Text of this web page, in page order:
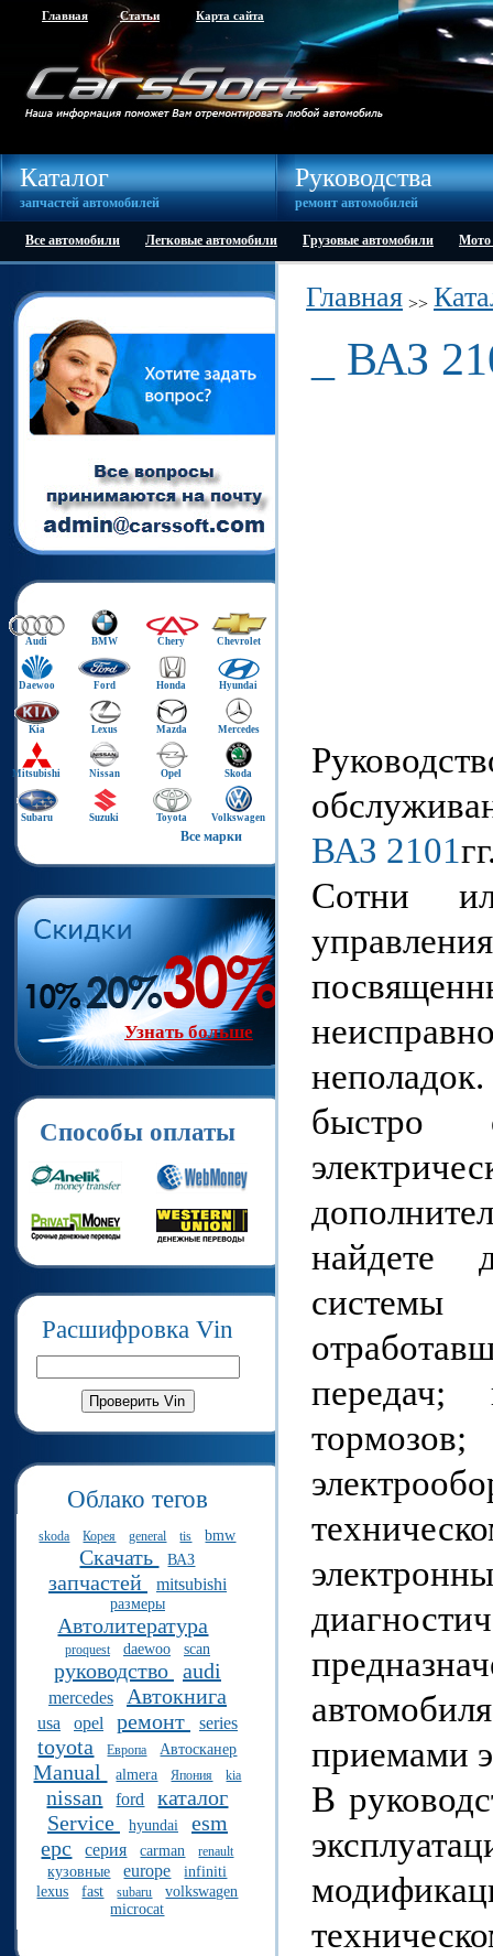
Главная Статьи Карта сайта
Каталог
запчастей автомобилей
Руководства
ремонт автомобилей
Все автомобили Легковые автомобили Грузовые автомобили Мото
Audi BMW Chery Chevrolet
Daewoo Ford Honda Hyundai
Kia Lexus Mazda Mercedes
Mitsubishi Nissan Opel Skoda
Subaru Suzuki Toyota Volkswagen
Все марки
Узнать больше
Способы оплаты
Расшифровка Vin
Облако тегов
skoda Корея general tis bmw
Скачать ВАЗ
запчастей mitsubishi
размеры
Автолитература
proquest daewoo scan
руководство audi
mercedes Автокнига
usa opel ремонт series
toyota Европа Автосканер
Manual almera Япония kia
nissan ford
каталог
Service
hyundai
esm
epc
серия carman renault
кузовные europe
infiniti
lexus
fast subaru
volkswagen
microcat
Главная >>
_ ВАЗ
ВАЗ 2101
Сотни
быстро
найдете
передач;
приемами
В